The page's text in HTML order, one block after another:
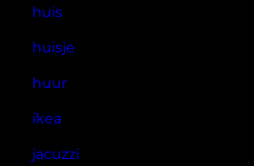
huis
huisje
huur
ikea
jacuzzi